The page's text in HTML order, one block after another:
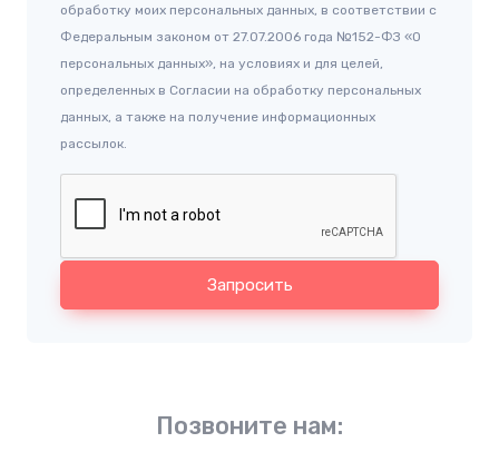
обработку моих персональных данных, в соответствии с
Федеральным законом от 27.07.2006 года №152-ФЗ «О
персональных данных», на условиях и для целей,
определенных в Согласии на обработку персональных
данных, а также на получение информационных
рассылок.
Запросить
Позвоните нам: